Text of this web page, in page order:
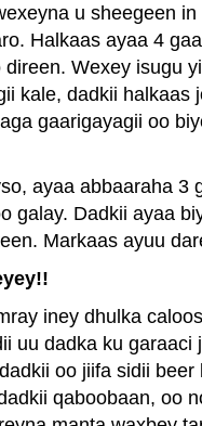
u sheegeen
Halkaas ayaa 4
Wexey isugu
kale, dadkii halkaas
gaarigayagii oo
ayaa abbaaraha 3
galay. Dadkii ayaa
Markaas ayuu
iney dhulka
uu dadka ku garaaci
oo jiifa sidii
qaboobaan, oo